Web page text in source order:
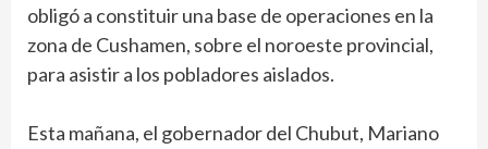
obligó a constituir una base de operaciones en la
zona de Cushamen, sobre el noroeste provincial,
para asistir a los pobladores aislados.
Esta mañana, el gobernador del Chubut, Mariano